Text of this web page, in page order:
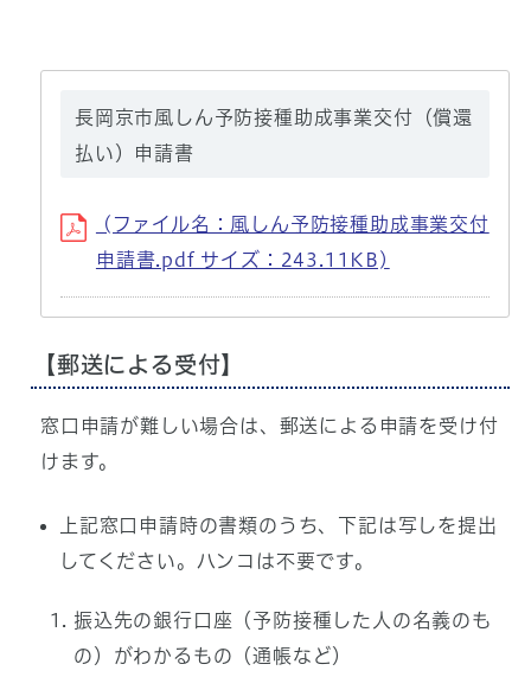
長岡京市風しん予防接種助成事業交付（償還
払い）申請書
(ファイル名：風しん予防接種助成事業交付
申請書.pdf サイズ：243.11KB)
【郵送による受付】
窓口申請が難しい場合は、郵送による申請を受け付
けます。
上記窓口申請時の書類のうち、下記は写しを提出
してください。ハンコは不要です。
振込先の銀行口座（予防接種した人の名義のも
の）がわかるもの（通帳など）